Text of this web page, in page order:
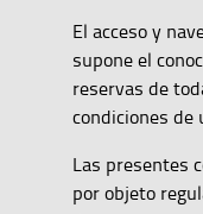
El acceso y
supone el
reservas de
condiciones
Las presentes
por objeto